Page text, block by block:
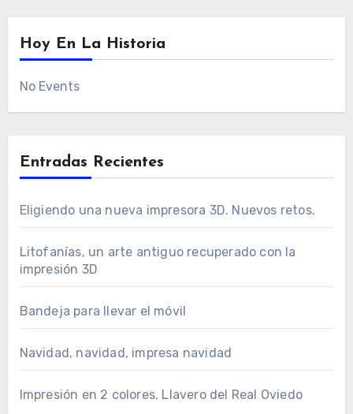
Hoy En La Historia
No Events
Entradas Recientes
Eligiendo una nueva impresora 3D. Nuevos retos.
Litofanías, un arte antiguo recuperado con la
impresión 3D
Bandeja para llevar el móvil
Navidad, navidad, impresa navidad
Impresión en 2 colores. Llavero del Real Oviedo